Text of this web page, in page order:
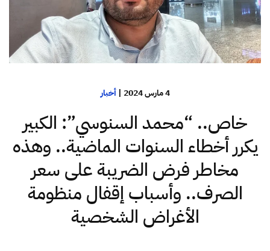
4 مارس 2024 |أخبار
خاص.. “محمد السنوسي”: الكبير
يكرر أخطاء السنوات الماضية.. وهذه
مخاطر فرض الضريبة على سعر
الصرف.. وأسباب إقفال منظومة
الأغراض الشخصية